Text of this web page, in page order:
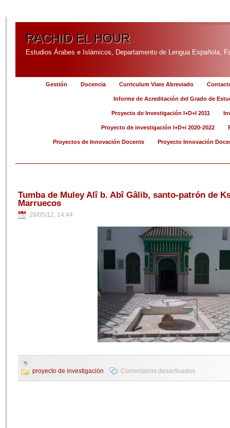
RACHID EL HOUR
Estudios Árabes e Islámicos, Departamento de Lengua Española,
Curriculum Viate Abreviado
Docencia
Gestión
Informe de Acreditación del Grado de
Proyecto de Investigación I+D+I 2011
Proyecto de investigación I+D+i 2020-2022
Proyecto Innovación
Proyectos de Innovación Docente
Tumba de Muley Alî b. Abî Gâlib, santo-patrón de
Marruecos
29/05/12, 14:44
proyecto de investigación Comentarios desactivados